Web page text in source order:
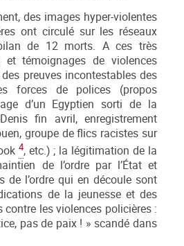
des images hyper-violentes
ont circulé sur les réseaux
de 12 morts. A ces très
et témoignages de violences
preuves incontestables des
forces de polices (propos
d’un Egyptien sorti de la
fin avril, enregistrement
groupe de flics racistes sur
4, etc.) ; la légitimation de la
de l’ordre par l’État et
de l’ordre qui en découle sont
de la jeunesse et des
les violences policières :
pas de paix ! » scandé dans